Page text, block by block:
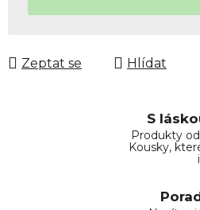
Zeptat se Hlídat
S
Produkty
Kousky,